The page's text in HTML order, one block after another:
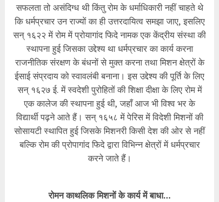
सफलता तो असंदिग्ध थी किंतु रोम के धर्माधिकारी नहीं चाहते थे
कि धर्मप्रचार उन राज्यों का ही उत्तरदायित्व समझा जाए, इसलिए
सन् १६२२ में रोम में प्रोयागांद फिदे नामक एक केंद्रीय संस्था की
स्थापना हुई जिसका उद्देश्य था धर्मप्रचार का कार्य करना
राजनीतिक संरक्षण के बंधनों से मुक्त करना तथा मिशन क्षेत्रों के
ईसाई संप्रदाय को स्वावलंबी बनाना। इस उद्देश्य की पूर्ति के लिए
सन् १६२७ ई. में स्वदेशी पुरोहितों की शिक्षा दीक्षा के लिए रोम में
एक कालेज की स्थापना हुई थी, जहाँ आज भी विश्व भर के
विद्यार्थी पढ़ने आते हैं। सन् १६५८ में पेरिस में विदेशी मिशनों की
सोसायटी स्थापित हुई जिसके मिशनरी किसी देश की ओर से नहीं
बल्कि रोम की प्रोपागांद फिदे द्वारा विभिन्न क्षेत्रों में धर्मप्रचार
करने जाते हैं।
रोमन काथलिक मिशनों के कार्य में बाधा…